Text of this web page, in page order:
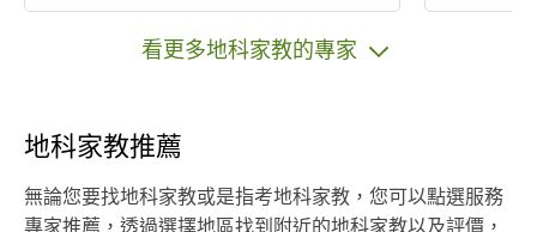
教。
題目，至
不斷問自
要用這個
看更多地科家教的專家
地科家教推薦
無論您要找地科家教或是指考地科家教，您可以點選服務
專家推薦，透過選擇地區找到附近的地科家教以及評價，